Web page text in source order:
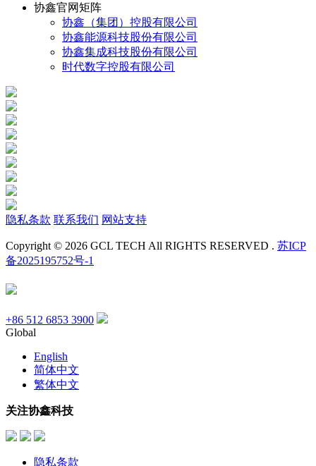
协鑫官网矩阵
协鑫（集团）控股有限公司
协鑫能源科技股份有限公司
协鑫集成科技股份有限公司
时代数字控股有限公司
隐私条款 联系我们 网站支持
Copyright © 2026 GCL TECH All RIGHTS RESERVED . 苏ICP
备2025195752号-1
+86 512 6853 3900
Global
English
简体中文
繁体中文
关注协鑫科技
隐私条款